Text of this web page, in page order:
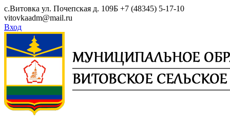
Skip
to
content
с.Витовка ул. Почепская д. 109Б +7 (48345) 5-17-10
vitovkaadm@mail.ru
Вход